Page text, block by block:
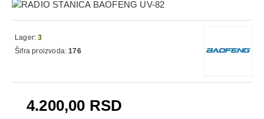
4.200,00 RSD
Lager: 3
Šifra proizvoda: 176